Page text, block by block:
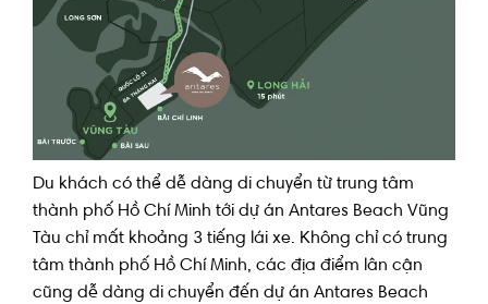
Du khách có thể dễ dàng di chuyển từ trung tâm
thành phố Hồ Chí Minh tới dự án Antares Beach Vũng
Tàu chỉ mất khoảng 3 tiếng lái xe. Không chỉ có trung
tâm thành phố Hồ Chí Minh, các địa điểm lân cận
cũng dễ dàng di chuyển đến dự án Antares Beach